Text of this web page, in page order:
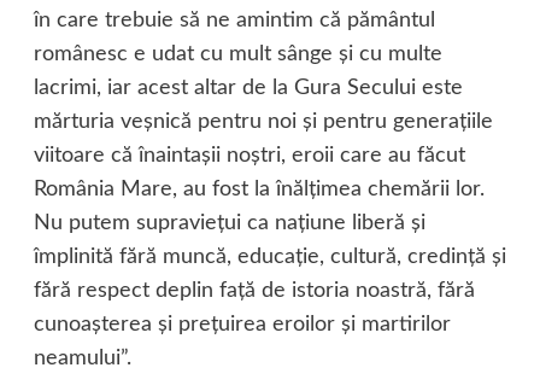
în care trebuie să ne amintim că pământul
românesc e udat cu mult sânge şi cu multe
lacrimi, iar acest altar de la Gura Secului este
mărturia veşnică pentru noi şi pentru generaţiile
viitoare că înaintaşii noştri, eroii care au făcut
România Mare, au fost la înălţimea chemării lor.
Nu putem supravieţui ca naţiune liberă şi
împlinită fără muncă, educaţie, cultură, credinţă şi
fără respect deplin faţă de istoria noastră, fără
cunoaşterea şi preţuirea eroilor şi martirilor
neamului”.